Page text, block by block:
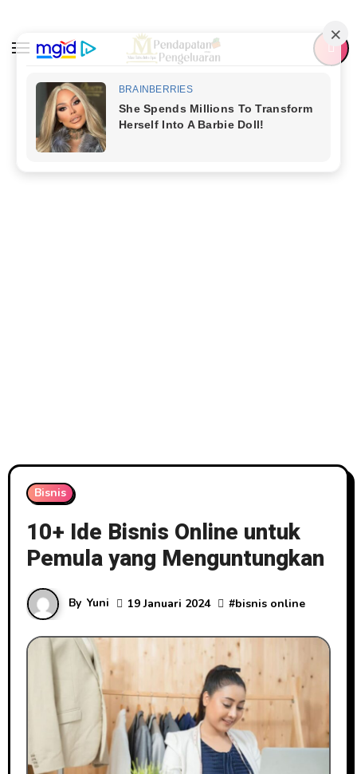
content
Bisnis
10+ Ide Bisnis Online untuk
Pemula yang Menguntungkan
By Yuni 19 Januari 2024 #bisnis online